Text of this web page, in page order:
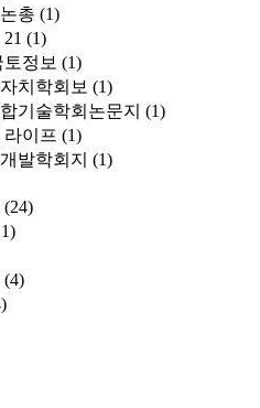
총 (1)
(1)
정보 (1)
치학회보 (1)
기술학회논문지 (1)
이프 (1)
발학회지 (1)
(24)
(4)